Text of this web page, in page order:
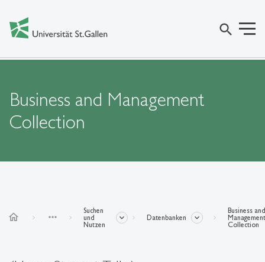
search
Business and Management
Collection
home more_horiz
Suchen
und
Nutzen
Datenbanken
Business and
Management
Collection